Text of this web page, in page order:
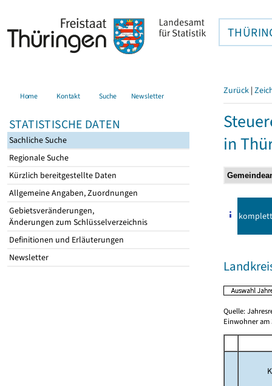
Home Kontakt Suche Newsletter
STATISTISCHE DATEN
Sachliche Suche
Regionale Suche
Kürzlich bereitgestellte Daten
Allgemeine Angaben, Zuordnungen
Gebietsveränderungen,
Änderungen zum Schlüsselverzeichnis
Definitionen und Erläuterungen
Newsletter
Zurück |
in
komplett
Quelle:
Einwohner am